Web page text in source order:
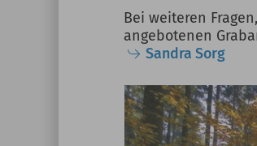
Bei weiteren
angebotenen
Sandra Sorg